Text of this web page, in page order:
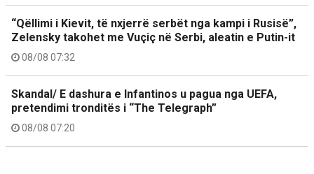
“Qëllimi i Kievit, të nxjerrë serbët nga kampi i Rusisë”,
Zelensky takohet me Vuçiç në Serbi, aleatin e Putin-it
08/08 07:32
Skandal/ E dashura e Infantinos u pagua nga UEFA,
pretendimi tronditës i “The Telegraph”
08/08 07:20